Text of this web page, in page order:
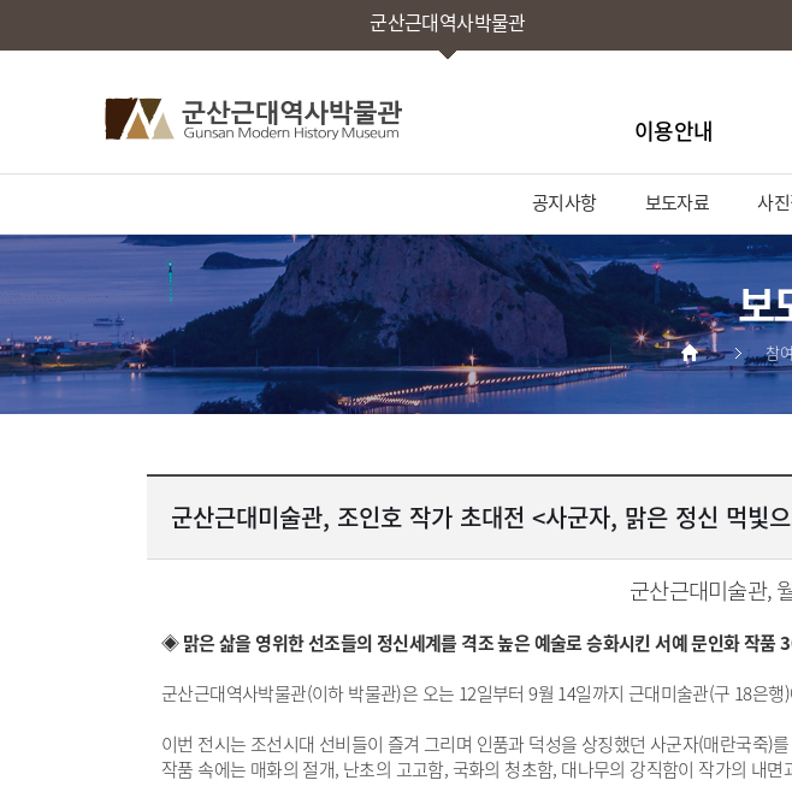
군산근대역사박물관
이용안내
공지사항 보도자료 사
보
참
군산근대미술관, 조인호 작가 초대전 <사군자, 맑은 정신 먹빛
군산근대미술관,
◈ 맑은 삶을 영위한 선조들의 정신세계를 격조 높은 예술로 승화시킨 서예 문인화 작품
군산근대역사박물관(이하 박물관)은 오는 12일부터 9월 14일까지 근대미술관(구 18은
이번 전시는 조선시대 선비들이 즐겨 그리며 인품과 덕성을 상징했던 사군자(매란국죽
작품 속에는 매화의 절개, 난초의 고고함, 국화의 청초함, 대나무의 강직함이 작가의 내